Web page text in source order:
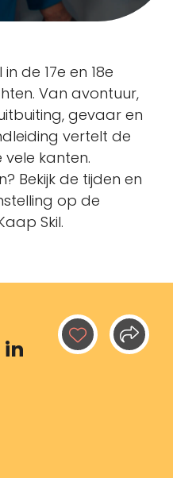
de 17e en 18e
Van avontuur,
gevaar en
vertelt de
kanten.
Bekijk de tijden en
op de
Skil.